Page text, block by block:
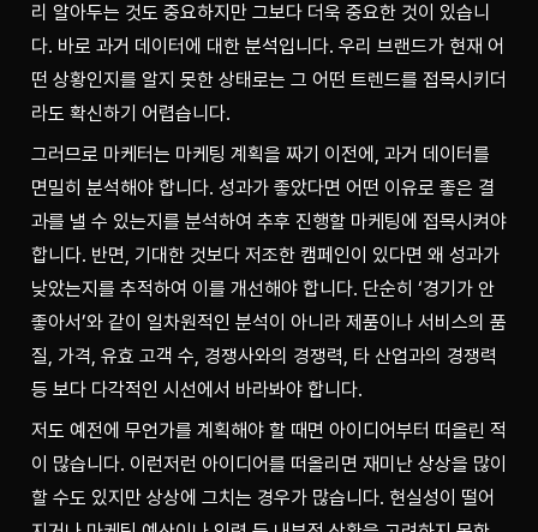
리 알아두는 것도 중요하지만 그보다 더욱 중요한 것이 있습니
다. 바로 과거 데이터에 대한 분석입니다. 우리 브랜드가 현재 어
떤 상황인지를 알지 못한 상태로는 그 어떤 트렌드를 접목시키더
라도 확신하기 어렵습니다.
그러므로 마케터는 마케팅 계획을 짜기 이전에, 과거 데이터를
면밀히 분석해야 합니다. 성과가 좋았다면 어떤 이유로 좋은 결
과를 낼 수 있는지를 분석하여 추후 진행할 마케팅에 접목시켜야
합니다. 반면, 기대한 것보다 저조한 캠페인이 있다면 왜 성과가
낮았는지를 추적하여 이를 개선해야 합니다. 단순히 ‘경기가 안
좋아서’와 같이 일차원적인 분석이 아니라 제품이나 서비스의 품
질, 가격, 유효 고객 수, 경쟁사와의 경쟁력, 타 산업과의 경쟁력
등 보다 다각적인 시선에서 바라봐야 합니다.
저도 예전에 무언가를 계획해야 할 때면 아이디어부터 떠올린 적
이 많습니다. 이런저런 아이디어를 떠올리면 재미난 상상을 많이
할 수도 있지만 상상에 그치는 경우가 많습니다. 현실성이 떨어